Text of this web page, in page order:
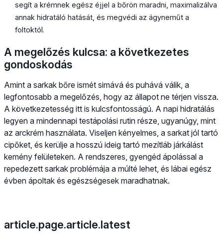
segít a krémnek egész éjjel a bőrön maradni, maximalizálva
annak hidratáló hatását, és megvédi az ágyneműt a
foltoktól.
A megelőzés kulcsa: a következetes
gondoskodás
Amint a sarkak bőre ismét simává és puhává válik, a
legfontosabb a megelőzés, hogy az állapot ne térjen vissza.
A következetesség itt is kulcsfontosságú. A napi hidratálás
legyen a mindennapi testápolási rutin része, ugyanúgy, mint
az arckrém használata. Viseljen kényelmes, a sarkat jól tartó
cipőket, és kerülje a hosszú ideig tartó mezítláb járkálást
kemény felületeken. A rendszeres, gyengéd ápolással a
repedezett sarkak problémája a múlté lehet, és lábai egész
évben ápoltak és egészségesek maradhatnak.
article.page.article.latest